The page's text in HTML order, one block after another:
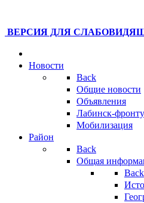
ВЕРСИЯ ДЛЯ
Новости
Back
Общие новости
Объявления
Лабинск-
Мобилизация
Район
Back
Общая
Back